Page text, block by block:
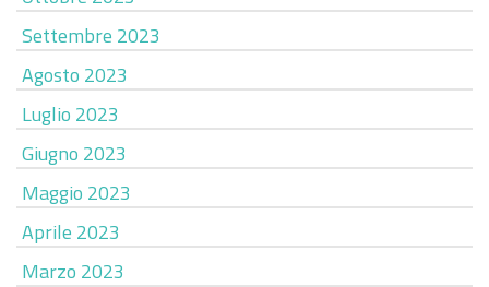
Settembre 2023
Agosto 2023
Luglio 2023
Giugno 2023
Maggio 2023
Aprile 2023
Marzo 2023